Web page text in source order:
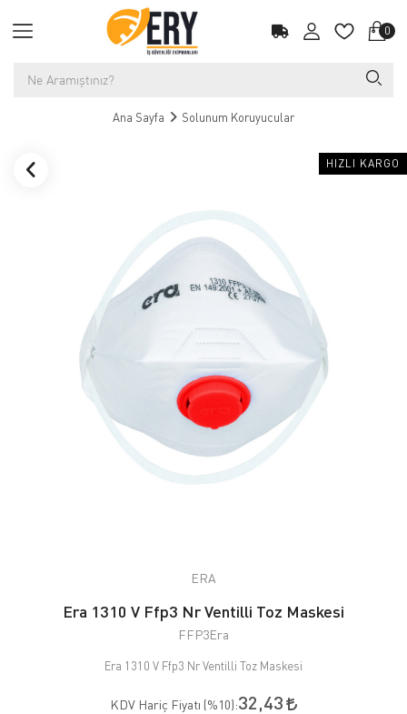
0
Ana Sayfa Solunum Koruyucular
HIZLI KARGO
ERA
Era 1310 V Ffp3 Nr Ventilli Toz Maskesi
FFP3Era
Era 1310 V Ffp3 Nr Ventilli Toz Maskesi
KDV Hariç Fiyatı (%10):32,43